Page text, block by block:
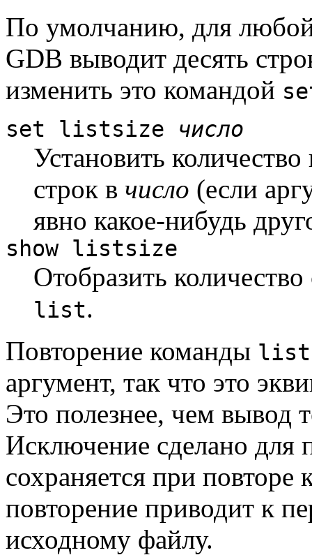
По умолчанию, для
GDB выводит десять
изменить это командой
set listsize число
Установить
строк в число (если
явно какое-нибудь
show listsize
Отобразить
list.
Повторение команды list
аргумент, так что это
Это полезнее, чем вывод
Исключение сделано для
сохраняется при
повторение приводит к
исходному файлу.